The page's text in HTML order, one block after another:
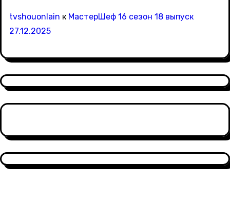
tvshouonlain к МастерШеф 16 сезон 18 выпуск
27.12.2025